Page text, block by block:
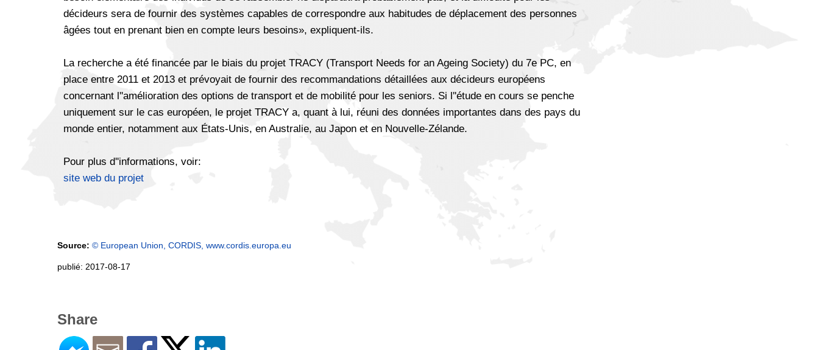
décideurs sera de fournir des systèmes capables de correspondre aux habitudes de déplacement des personnes
âgées tout en prenant bien en compte leurs besoins», expliquent-ils.
La recherche a été financée par le biais du projet TRACY (Transport Needs for an Ageing Society) du 7e PC, en
place entre 2011 et 2013 et prévoyait de fournir des recommandations détaillées aux décideurs européens
concernant l''amélioration des options de transport et de mobilité pour les seniors. Si l''étude en cours se penche
uniquement sur le cas européen, le projet TRACY a, quant à lui, réuni des données importantes dans des pays du
monde entier, notamment aux États-Unis, en Australie, au Japon et en Nouvelle-Zélande.
Pour plus d''informations, voir:
site web du projet
Source: © European Union, CORDIS, www.cordis.europa.eu
publié: 2017-08-17
Share